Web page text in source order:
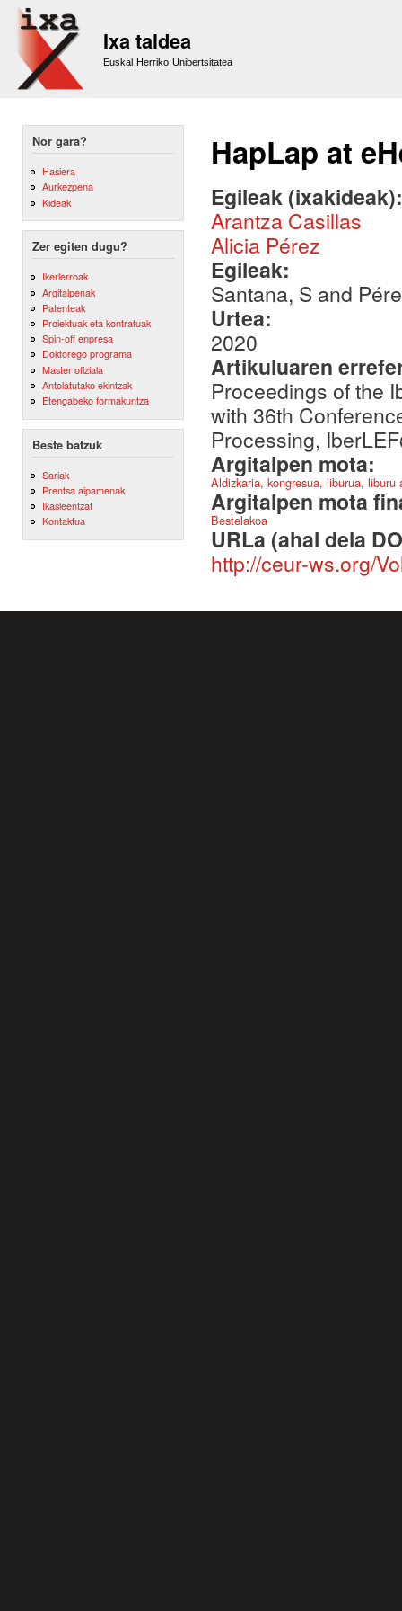
Ixa taldea
Euskal Herriko Unibertsitatea
Nor gara?
Hasiera
Aurkezpena
Kideak
Zer egiten dugu?
Ikerlerroak
Argitalpenak
Patenteak
Proiektuak eta kontratuak
Spin-off enpresa
Doktorego programa
Master ofiziala
Antolatutako ekintzak
Etengabeko formakuntza
Beste batzuk
Sariak
Prentsa aipamenak
Ikasleentzat
Kontaktua
HapLap at
Egileak
Arantza Casillas
Alicia Pérez
Egileak:
Santana, S and
Urtea:
2020
Artikuluaren
Proceedings of the
with 36th
Processing,
Argitalpen mota:
Aldizkaria, kongresua, liburua,
Argitalpen mota
Bestelakoa
URLa (ahal dela
http://ceur-ws.org/